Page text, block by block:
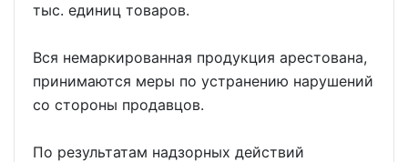
тыс. единиц товаров.
Вся немаркированная продукция арестована,
принимаются меры по устранению нарушений
со стороны продавцов.
По результатам надзорных действий